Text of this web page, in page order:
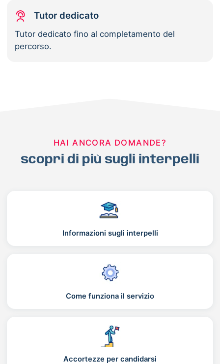
Tutor dedicato
Tutor dedicato fino al completamento del
percorso.
HAI ANCORA DOMANDE?
scopri di più sugli interpelli
Informazioni sugli interpelli
Come funziona il servizio
Accortezze per candidarsi